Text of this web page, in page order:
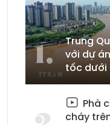
Trung
với dự
tốc dưới
Phà
cháy